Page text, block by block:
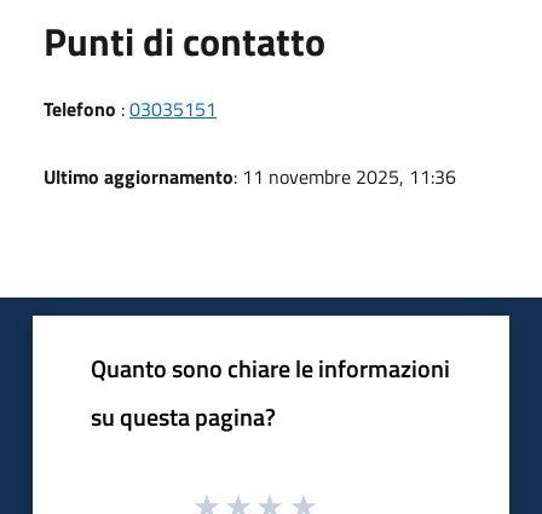
Punti di contatto
Telefono :03035151
Ultimo aggiornamento: 11 novembre 2025, 11:36
Quanto sono chiare le informazioni
su questa pagina?